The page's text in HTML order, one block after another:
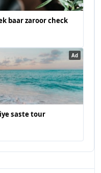
baar zaroor check
Ad
saste tour